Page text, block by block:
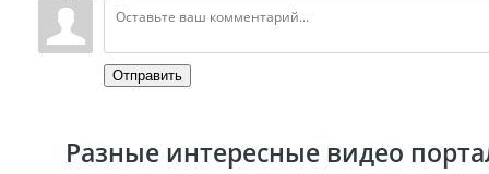
Отправить
Разные интересные видео